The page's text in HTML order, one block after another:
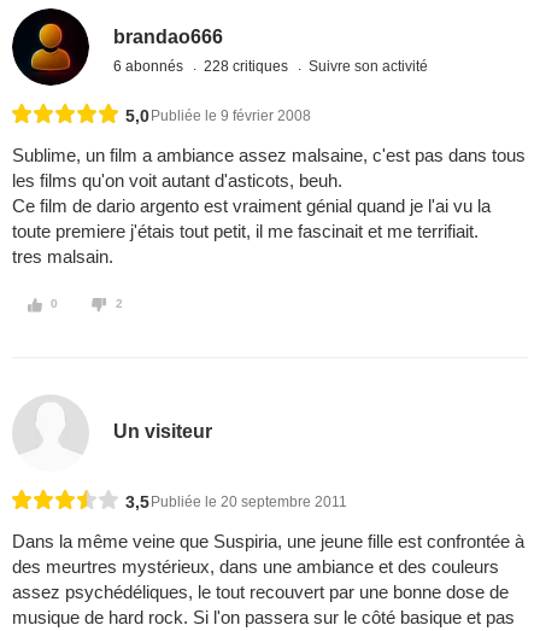
brandao666
6 abonnés 228 critiques Suivre son activité
5,0 Publiée le 9 février 2008
Sublime, un film a ambiance assez malsaine, c'est pas dans tous
les films qu'on voit autant d'asticots, beuh.
Ce film de dario argento est vraiment génial quand je l'ai vu la
toute premiere j'étais tout petit, il me fascinait et me terrifiait.
tres malsain.
0 2
Un visiteur
3,5 Publiée le 20 septembre 2011
Dans la même veine que Suspiria, une jeune fille est confrontée à
des meurtres mystérieux, dans une ambiance et des couleurs
assez psychédéliques, le tout recouvert par une bonne dose de
musique de hard rock. Si l'on passera sur le côté basique et pas